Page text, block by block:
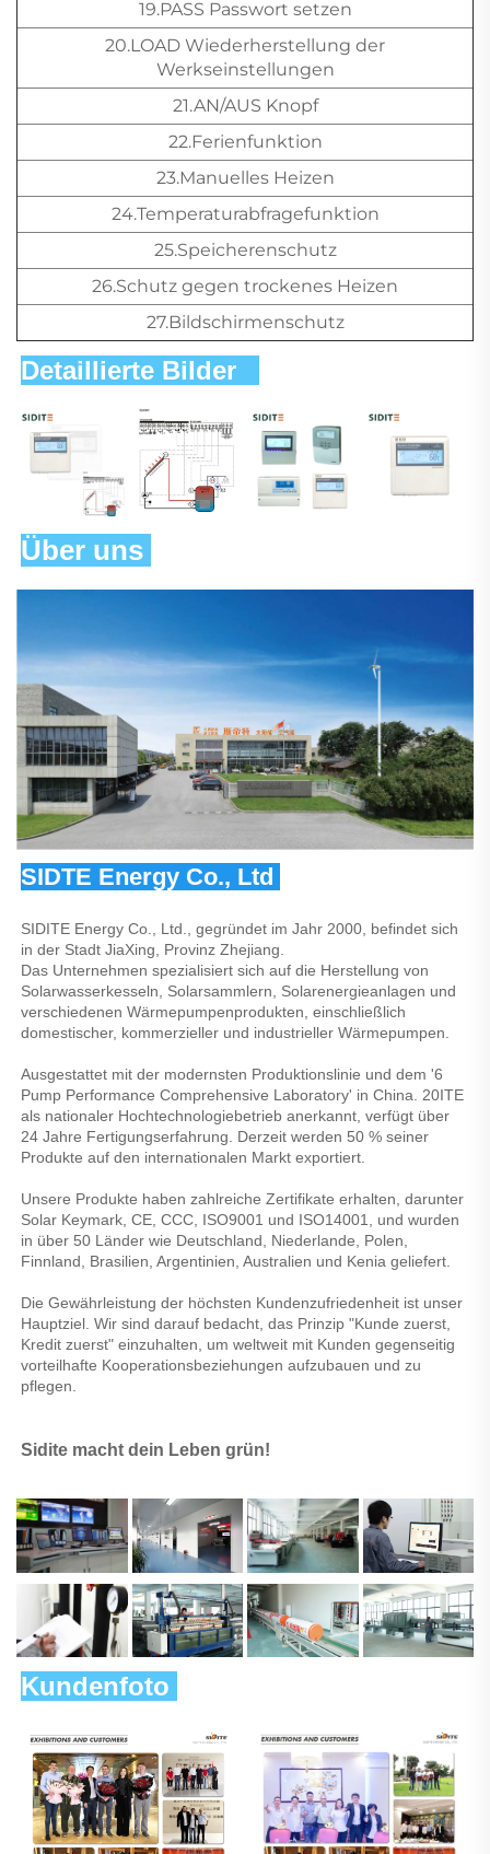
19.PASS Passwort setzen
20.LOAD Wiederherstellung der
Werkseinstellungen
21.AN/AUS Knopf
22.Ferienfunktion
23.Manuelles Heizen
24.Temperaturabfragefunktion
25.Speicherenschutz
26.Schutz gegen trockenes Heizen
27.Bildschirmenschutz
Detaillierte Bilder
Über uns
SIDTE Energy Co., Ltd
SIDITE Energy Co., Ltd., gegründet im Jahr 2000, befindet sich
in der Stadt JiaXing, Provinz Zhejiang.
Das Unternehmen spezialisiert sich auf die Herstellung von
Solarwasserkesseln, Solarsammlern, Solarenergieanlagen und
verschiedenen Wärmepumpenprodukten, einschließlich
domestischer, kommerzieller und industrieller Wärmepumpen.
Ausgestattet mit der modernsten Produktionslinie und dem '6
Pump Performance Comprehensive Laboratory' in China. 20ITE
als nationaler Hochtechnologiebetrieb anerkannt, verfügt über
24 Jahre Fertigungserfahrung. Derzeit werden 50 % seiner
Produkte auf den internationalen Markt exportiert.
Unsere Produkte haben zahlreiche Zertifikate erhalten, darunter
Solar Keymark, CE, CCC, ISO9001 und ISO14001, und wurden
in über 50 Länder wie Deutschland, Niederlande, Polen,
Finnland, Brasilien, Argentinien, Australien und Kenia geliefert.
Die Gewährleistung der höchsten Kundenzufriedenheit ist unser
Hauptziel. Wir sind darauf bedacht, das Prinzip "Kunde zuerst,
Kredit zuerst" einzuhalten, um weltweit mit Kunden gegenseitig
vorteilhafte Kooperationsbeziehungen aufzubauen und zu
pflegen.
Sidite macht dein Leben grün!
Kundenfoto